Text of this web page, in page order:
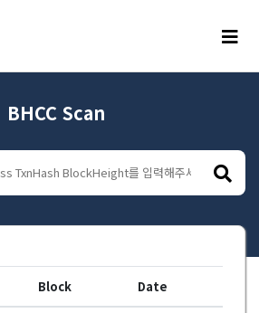
메뉴
BHCC Scan
Block Date